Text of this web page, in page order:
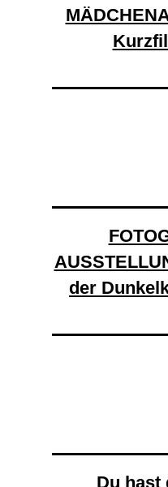
der
Du hast